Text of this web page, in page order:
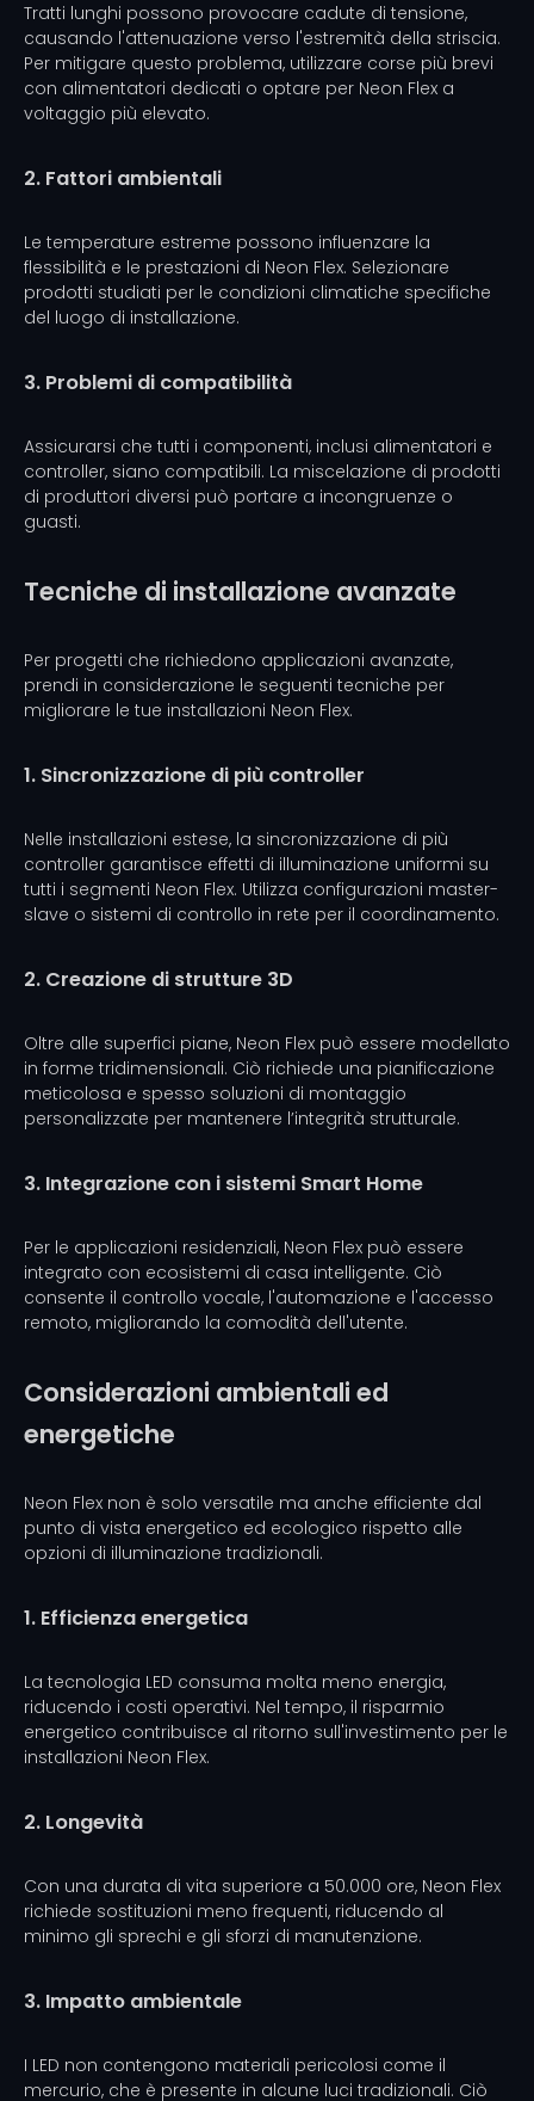
Tratti lunghi possono provocare cadute di tensione,
causando l'attenuazione verso l'estremità della striscia.
Per mitigare questo problema, utilizzare corse più brevi
con alimentatori dedicati o optare per Neon Flex a
voltaggio più elevato.
2. Fattori ambientali
Le temperature estreme possono influenzare la
flessibilità e le prestazioni di Neon Flex. Selezionare
prodotti studiati per le condizioni climatiche specifiche
del luogo di installazione.
3. Problemi di compatibilità
Assicurarsi che tutti i componenti, inclusi alimentatori e
controller, siano compatibili. La miscelazione di prodotti
di produttori diversi può portare a incongruenze o
guasti.
Tecniche di installazione avanzate
Per progetti che richiedono applicazioni avanzate,
prendi in considerazione le seguenti tecniche per
migliorare le tue installazioni Neon Flex.
1. Sincronizzazione di più controller
Nelle installazioni estese, la sincronizzazione di più
controller garantisce effetti di illuminazione uniformi su
tutti i segmenti Neon Flex. Utilizza configurazioni master-
slave o sistemi di controllo in rete per il coordinamento.
2. Creazione di strutture 3D
Oltre alle superfici piane, Neon Flex può essere modellato
in forme tridimensionali. Ciò richiede una pianificazione
meticolosa e spesso soluzioni di montaggio
personalizzate per mantenere l’integrità strutturale.
3. Integrazione con i sistemi Smart Home
Per le applicazioni residenziali, Neon Flex può essere
integrato con ecosistemi di casa intelligente. Ciò
consente il controllo vocale, l'automazione e l'accesso
remoto, migliorando la comodità dell'utente.
Considerazioni ambientali ed
energetiche
Neon Flex non è solo versatile ma anche efficiente dal
punto di vista energetico ed ecologico rispetto alle
opzioni di illuminazione tradizionali.
1. Efficienza energetica
La tecnologia LED consuma molta meno energia,
riducendo i costi operativi. Nel tempo, il risparmio
energetico contribuisce al ritorno sull'investimento per le
installazioni Neon Flex.
2. Longevità
Con una durata di vita superiore a 50.000 ore, Neon Flex
richiede sostituzioni meno frequenti, riducendo al
minimo gli sprechi e gli sforzi di manutenzione.
3. Impatto ambientale
I LED non contengono materiali pericolosi come il
mercurio, che è presente in alcune luci tradizionali. Ciò